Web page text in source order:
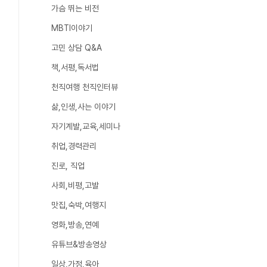
가슴 뛰는 비전
MBTI이야기
고민 상담 Q&A
책,서평,독서법
천직여행 천직인터뷰
삶,인생,사는 이야기
자기계발,교육,세미나
취업,경력관리
진로, 직업
사회,비평,고발
맛집,숙박,여행지
영화,방송,연예
유튜브&방송영상
일상,가정,육아